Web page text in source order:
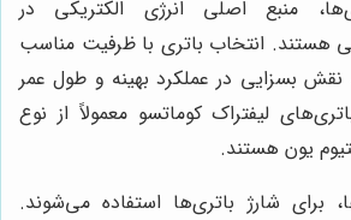
منبع اصلی انرژی الکتریکی در
هستند. انتخاب باتری با ظرفیت مناسب
نقش بسزایی در عملکرد بهینه و طول عمر
لیفتراک کوماتسو معمولاً از نوع
یون هستند.
برای شارژ باتری‌ها استفاده می‌شوند.